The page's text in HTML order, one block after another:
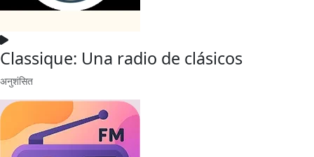
Classique: Una radio de clásicos
अनुशंसित